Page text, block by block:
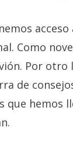
Como
Por
de
que hemos